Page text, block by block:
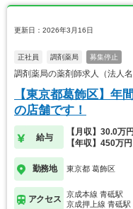
更新日：2026年3月16日
正社員 調剤薬局 募集停止
調剤薬局の薬剤師求人（法人
【東京都葛飾区】年
の店舗です！
給与
【月収】30.0万円
【年収】450万
勤務地 東京都 葛飾区
アクセス
京成本線 青砥駅
京成押上線 青砥駅